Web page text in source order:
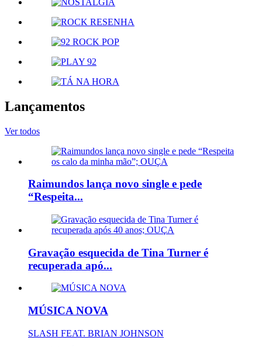
Lançamentos
Ver todos
Raimundos lança novo single e pede
“Respeita...
Gravação esquecida de Tina Turner é
recuperada apó...
MÚSICA NOVA
SLASH FEAT. BRIAN JOHNSON